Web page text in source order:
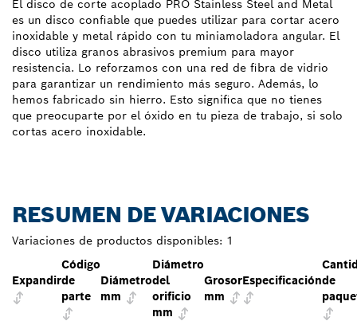
El disco de corte acoplado PRO Stainless Steel and Metal
es un disco confiable que puedes utilizar para cortar acero
inoxidable y metal rápido con tu miniamoladora angular. El
disco utiliza granos abrasivos premium para mayor
resistencia. Lo reforzamos con una red de fibra de vidrio
para garantizar un rendimiento más seguro. Además, lo
hemos fabricado sin hierro. Esto significa que no tienes
que preocuparte por el óxido en tu pieza de trabajo, si solo
cortas acero inoxidable.
RESUMEN DE VARIACIONES
Variaciones de productos disponibles: 1
Expandir
Código
de
parte
Diámetro
mm
Diámetro
del
orificio
mm
Grosor
mm
Especificaciónde